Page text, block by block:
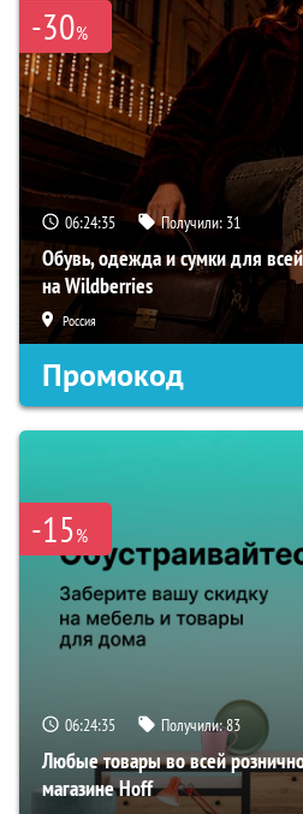
-30%
06:24:34 Получили: 31
Обувь, одежда и сумки для
на Wildberries
Россия
Промокод
-15%
06:24:34 Получили:83
Любые товары во всей
магазине Hoff